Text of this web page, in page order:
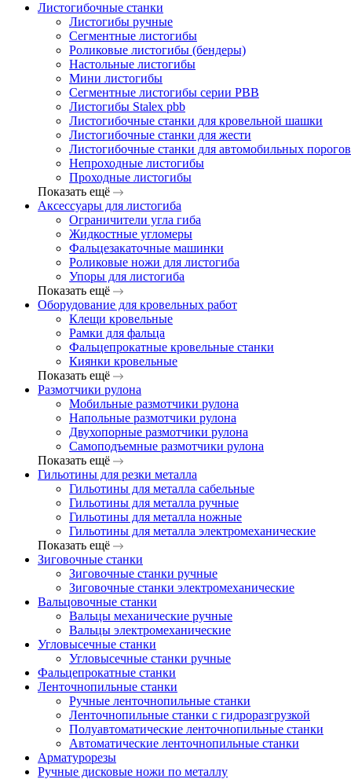
Листогибочные станки
Листогибы ручные
Сегментные листогибы
Роликовые листогибы (бендеры)
Настольные листогибы
Мини листогибы
Сегментные листогибы серии PBB
Листогибы Stalex pbb
Листогибочные станки для кровельной шашки
Листогибочные станки для жести
Листогибочные станки для автомобильных порогов
Непроходные листогибы
Проходные листогибы
Показать ещё
Аксессуары для листогиба
Ограничители угла гиба
Жидкостные угломеры
Фальцезакаточные машинки
Роликовые ножи для листогиба
Упоры для листогиба
Показать ещё
Оборудование для кровельных работ
Клещи кровельные
Рамки для фальца
Фальцепрокатные кровельные станки
Киянки кровельные
Показать ещё
Размотчики рулона
Мобильные размотчики рулона
Напольные размотчики рулона
Двухопорные размотчики рулона
Самоподъемные размотчики рулона
Показать ещё
Гильотины для резки металла
Гильотины для металла сабельные
Гильотины для металла ручные
Гильотины для металла ножные
Гильотины для металла электромеханические
Показать ещё
Зиговочные станки
Зиговочные станки ручные
Зиговочные станки электромеханические
Вальцовочные станки
Вальцы механические ручные
Вальцы электромеханические
Угловысечные станки
Угловысечные станки ручные
Фальцепрокатные станки
Ленточнопильные станки
Ручные ленточнопильные станки
Ленточнопильные станки с гидроразгрузкой
Полуавтоматические ленточнопильные станки
Автоматические ленточнопильные станки
Арматурорезы
Ручные дисковые ножи по металлу